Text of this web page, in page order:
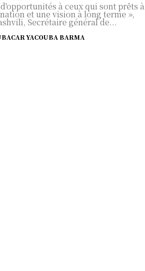
à ceux qui sont prêts à
et une vision à long terme »,
Secrétaire général de...
YACOUBA BARMA